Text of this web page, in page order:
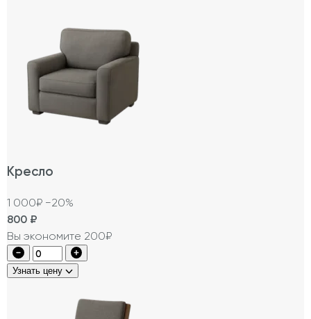
Кресло
1 000₽ −20%
800 ₽
Вы экономите 200₽
Узнать цену